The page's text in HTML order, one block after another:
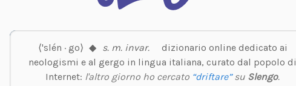
⟨'slén · go⟩ ◆ s. m. invar.
dizionario online dedicato ai
neologismi e al gergo in lingua italiana, curato dal popolo di
Internet: l'altro giorno ho cercato “driftare”su Slengo.